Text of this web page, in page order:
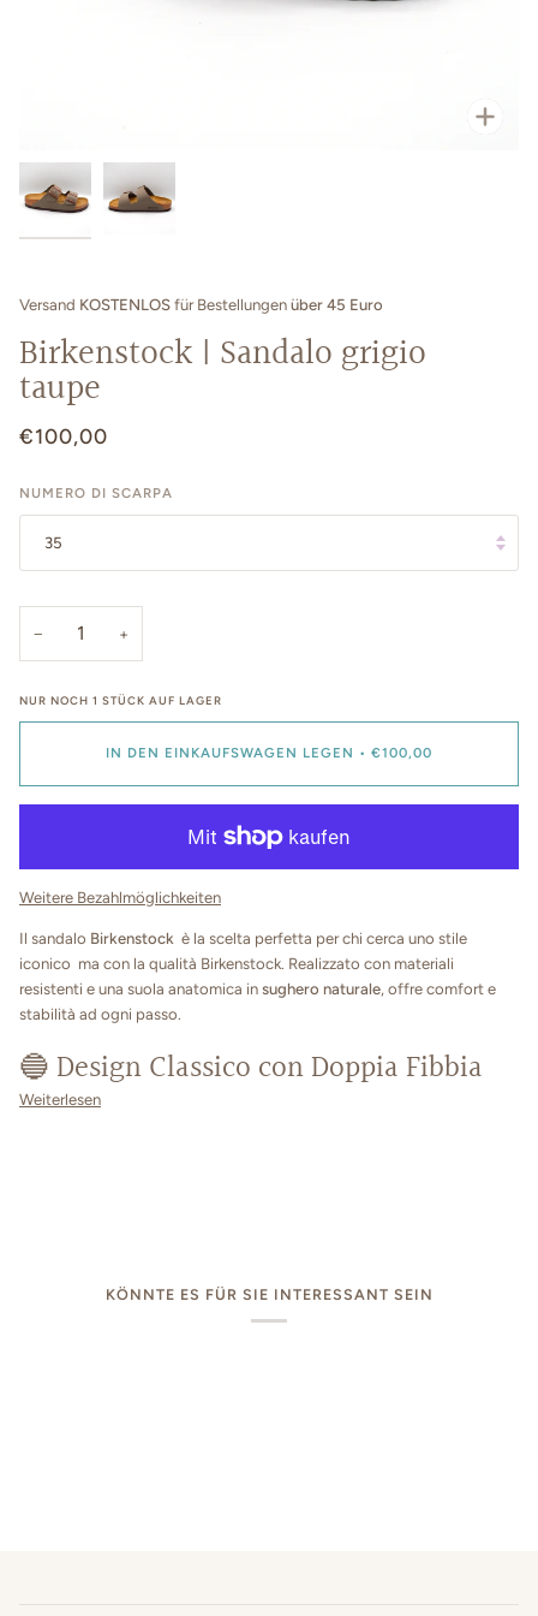
Versand KOSTENLOS für Bestellungen über 45 Euro
Birkenstock | Sandalo grigio
taupe
€100,00
NUMERO DI SCARPA
35
− +
NUR NOCH 1 STÜCK AUF LAGER
IN DEN EINKAUFSWAGEN LEGEN • €100,00
Weitere Bezahlmöglichkeiten
Il sandalo Birkenstock è la scelta perfetta per chi cerca uno stile
iconico ma con la qualità Birkenstock. Realizzato con materiali
resistenti e una suola anatomica in sughero naturale, offre comfort e
stabilità ad ogni passo.
🔵 Design Classico con Doppia Fibbia
Weiterlesen
KÖNNTE ES FÜR SIE INTERESSANT SEIN